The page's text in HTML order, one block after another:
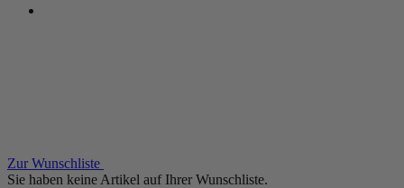
Zur Wunschliste
Sie haben keine Artikel auf Ihrer Wunschliste.